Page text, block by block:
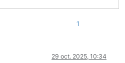
1
29 oct. 2025, 10:34